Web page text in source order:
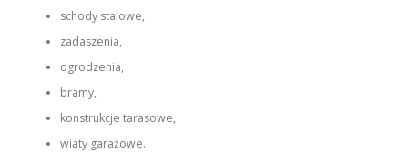
schody stalowe,
zadaszenia,
ogrodzenia,
bramy,
konstrukcje tarasowe,
wiaty garażowe.